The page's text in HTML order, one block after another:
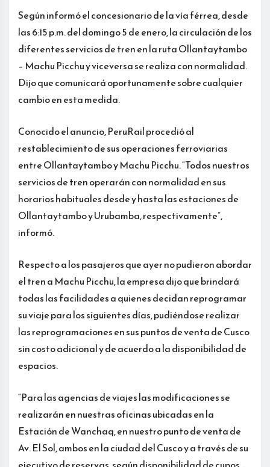
Según informó el concesionario de la vía férrea, desde
las 6:15 p.m. del domingo 5 de enero, la circulación de los
diferentes servicios de tren en la ruta Ollantaytambo
– Machu Picchu y viceversa se realiza con normalidad.
Dijo que comunicará oportunamente sobre cualquier
cambio en esta medida.
Conocido el anuncio, PeruRail procedió al
restablecimiento de sus operaciones ferroviarias
entre Ollantaytambo y Machu Picchu. “Todos nuestros
servicios de tren operarán con normalidad en sus
horarios habituales desde y hasta las estaciones de
Ollantaytambo y Urubamba, respectivamente”,
informó.
Respecto a los pasajeros que ayer no pudieron abordar
el tren a Machu Picchu, la empresa dijo que brindará
todas las facilidades a quienes decidan reprogramar
su viaje para los siguientes días, pudiéndose realizar
las reprogramaciones en sus puntos de venta de Cusco
sin costo adicional y de acuerdo a la disponibilidad de
espacios.
“Para las agencias de viajes las modificaciones se
realizarán en nuestras oficinas ubicadas en la
Estación de Wanchaq, en nuestro punto de venta de
Av. El Sol, ambos en la ciudad del Cusco y a través de su